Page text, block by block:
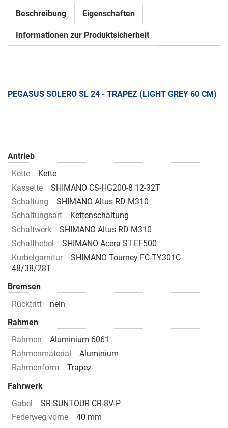
Beschreibung Eigenschaften
Informationen zur Produktsicherheit
PEGASUS SOLERO SL 24 - TRAPEZ (LIGHT GREY 60 CM)
Antrieb
Kette
Kette
Kassette
SHIMANO CS-HG200-8 12-32T
Schaltung
SHIMANO Altus RD-M310
Schaltungsart
Kettenschaltung
Schaltwerk
SHIMANO Altus RD-M310
Schalthebel
SHIMANO Acera ST-EF500
Kurbelgarnitur
SHIMANO Tourney FC-TY301C
48/38/28T
Bremsen
Rücktritt
nein
Rahmen
Rahmen
Aluminium 6061
Rahmenmaterial
Aluminium
Rahmenform
Trapez
Fahrwerk
Gabel
SR SUNTOUR CR-8V-P
Federweg vorne
40 mm